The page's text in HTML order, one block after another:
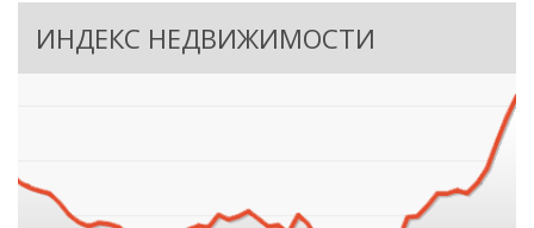
ИНДЕКС НЕДВИЖИМОСТИ